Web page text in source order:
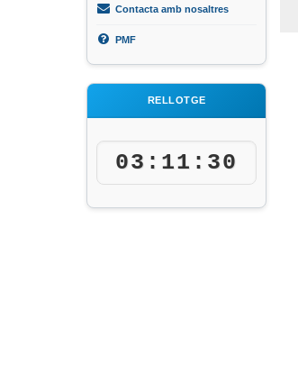
Contacta amb nosaltres
PMF
RELLOTGE
03:11:30